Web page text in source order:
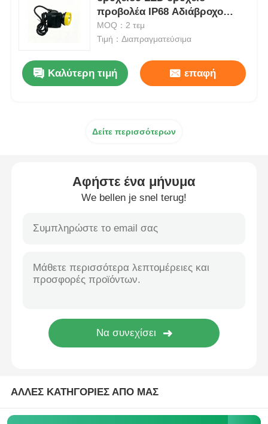
Επαναφορτιζόμενα λαμπτήρες καπάκις
υπόγεια λαμπτήρα καλώδιο χωρίς καπάκι
Αεροπορικά φώτα
Φωτοβολταϊκό ασφαλή από έκρηξη
Υπόγεια ορυχεία
προβολέα IP68 Αδιάβροχο
επαναφορτιζόμενο σκληρό
καπέλο Φως Φωτιστής Minera
MOQ：2 τεμ
Τιμή：Διαπραγματεύσιμα
Καλύτερη τιμή επαφή
Δείτε περισσότερων
Αφήστε ένα μήνυμα
We bellen je snel terug!
ΑΛΛΕΣ ΚΑΤΗΓΟΡΙΕΣ ΑΠΟ ΜΑΣ